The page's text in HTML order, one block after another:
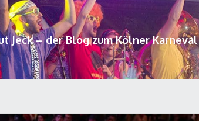
Jeck – der Blog zum Kölner Karneval